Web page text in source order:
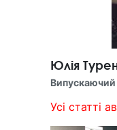
Юлія
Усі статті